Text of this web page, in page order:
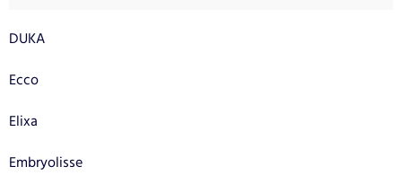
DUKA
Ecco
Elixa
Embryolisse